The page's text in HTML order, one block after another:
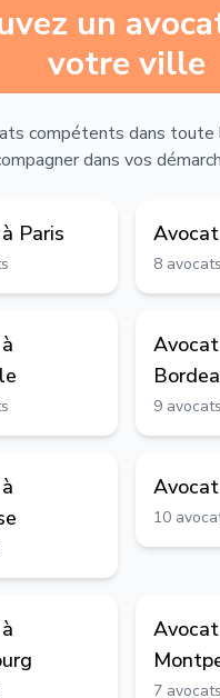
un
votre ville
compétents dans toute
dans vos
Paris
8 avocats
9 avocats
10
7 avocats